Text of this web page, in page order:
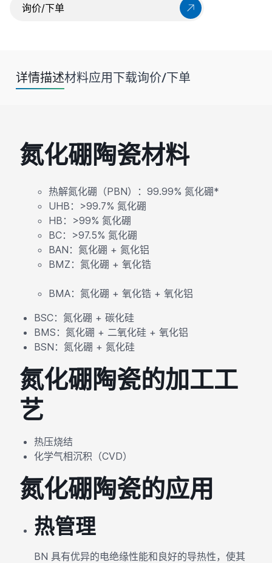
询价/下单
详情描述材料应用下载询价/下单
氮化硼陶瓷材料
热解氮化硼（PBN）：99.99% 氮化硼*
UHB：>99.7% 氮化硼
HB：>99% 氮化硼
BC：>97.5% 氮化硼
BAN：氮化硼 + 氮化铝
BMZ：氮化硼 + 氧化锆
BMA：氮化硼 + 氧化锆 + 氧化铝
BSC：氮化硼 + 碳化硅
BMS：氮化硼 + 二氧化硅 + 氧化铝
BSN：氮化硼 + 氮化硅
氮化硼陶瓷的加工工
艺
热压烧结
化学气相沉积（CVD）
氮化硼陶瓷的应用
热管理
BN 具有优异的电绝缘性能和良好的导热性，使其